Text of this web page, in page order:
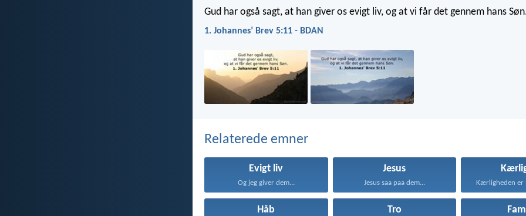
Gud har også sagt, at han giver os evigt liv, og at vi får det gennem hans
1. Johannesʼ Brev 5:11 - BDAN
Relaterede emner
Evigt liv
Og jeg giver dem...
Jesus
Jesus saa paa dem...
Håb Tro